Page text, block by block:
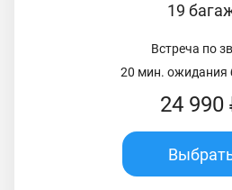
19
Встреча по
20 мин. ожидания
24 990